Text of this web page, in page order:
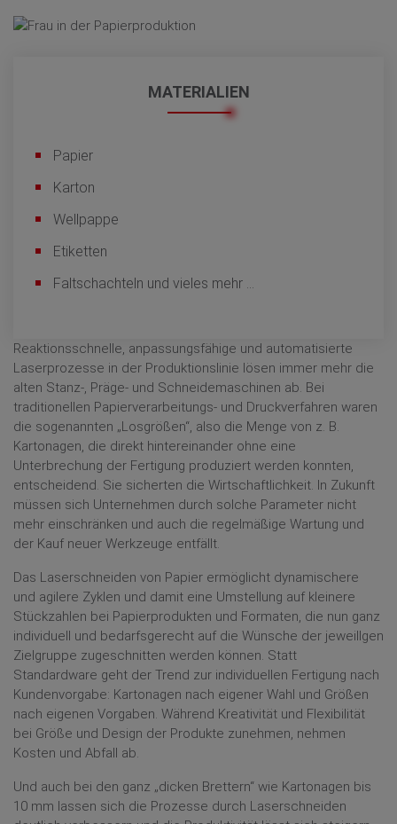
MATERIALIEN
Papier
Karton
Wellpappe
Etiketten
Faltschachteln und vieles mehr ...
Reaktionsschnelle, anpassungsfähige und automatisierte
Laserprozesse in der Produktionslinie lösen immer mehr die
alten Stanz-, Präge- und Schneidemaschinen ab. Bei
traditionellen Papierverarbeitungs- und Druckverfahren waren
die sogenannten „Losgrößen“, also die Menge von z. B.
Kartonagen, die direkt hintereinander ohne eine
Unterbrechung der Fertigung produziert werden konnten,
entscheidend. Sie sicherten die Wirtschaftlichkeit. In Zukunft
müssen sich Unternehmen durch solche Parameter nicht
mehr einschränken und auch die regelmäßige Wartung und
der Kauf neuer Werkzeuge entfällt.
Das Laserschneiden von Papier ermöglicht dynamischere
und agilere Zyklen und damit eine Umstellung auf kleinere
Stückzahlen bei Papierprodukten und Formaten, die nun ganz
individuell und bedarfsgerecht auf die Wünsche der jeweillgen
Zielgruppe zugeschnitten werden können. Statt
Standardware geht der Trend zur individuellen Fertigung nach
Kundenvorgabe: Kartonagen nach eigener Wahl und Größen
nach eigenen Vorgaben. Während Kreativität und Flexibilität
bei Größe und Design der Produkte zunehmen, nehmen
Kosten und Abfall ab.
Und auch bei den ganz „dicken Brettern“ wie Kartonagen bis
10 mm lassen sich die Prozesse durch Laserschneiden